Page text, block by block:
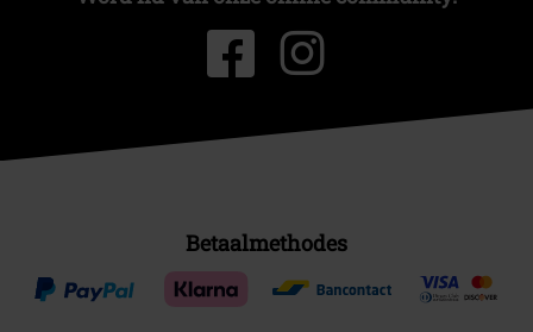
Betaalmethodes